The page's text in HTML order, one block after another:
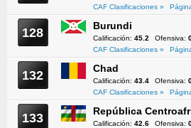
CAF Clasificaciones »
128 Burundi
Calificación: 45.2 Ofensiva:
CAF Clasificaciones »
132 Chad
Calificación: 43.4 Ofensiva:
CAF Clasificaciones »
133 República
Calificación: 42.6 Ofensiva: